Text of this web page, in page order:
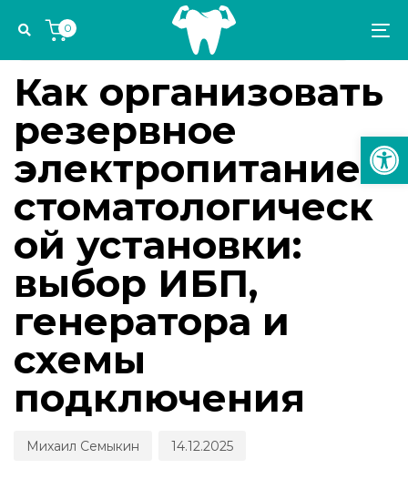
links
navigation
Skip
content
0
IN:
УПРАВЛЕНИЕ СТОМАТОЛОГИЧЕСКОЙ ПРАКТИКОЙ
Как организовать
резервное
электропитание
стоматологическ
ой установки:
выбор ИБП,
генератора и
схемы
подключения
Михаил Семыкин
on:
14.12.2025